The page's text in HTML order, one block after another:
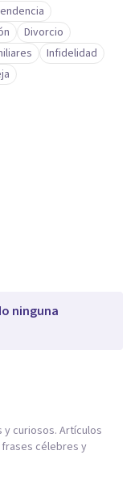
Divorcio
Infidelidad
ninguna
curiosos. Artículos
célebres y